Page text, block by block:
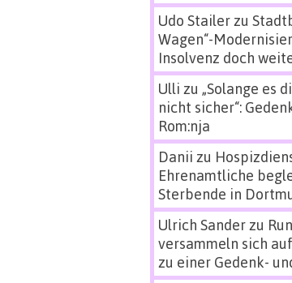
Udo Stailerzu
Wagen“-
Insolvenz doch
Ulli zu „Solange es
nicht sicher“:
Rom:nja
Danii zu
Ehrenamtliche
Sterbende in
Ulrich Sanderzu
versammeln sich
zu einer Gedenk-